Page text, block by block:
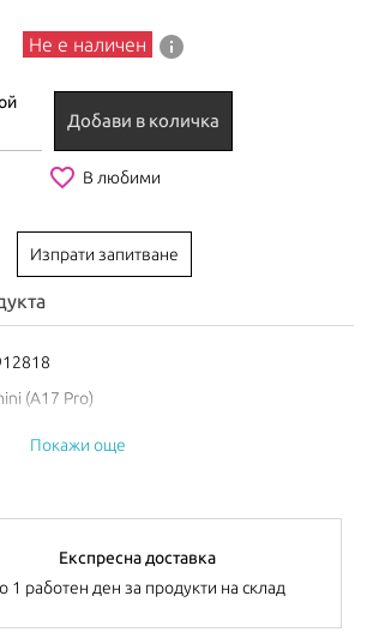
Не е наличен info
Добави в количка
favorite_border В любими
Изпрати запитване
(A17 Pro)
Покажи още
Експресна доставка
1 работен ден за продукти на склад